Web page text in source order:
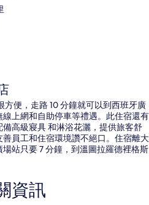
便，走路 10 分鐘就可以到西班牙廣
上網和自助停車等禮遇。此住宿還有
高級寢具 和淋浴花灑，提供旅客舒
員工和住宿環境讚不絕口。住宿離大
站只要 7 分鐘，到溫圖拉羅德裡格斯
資訊